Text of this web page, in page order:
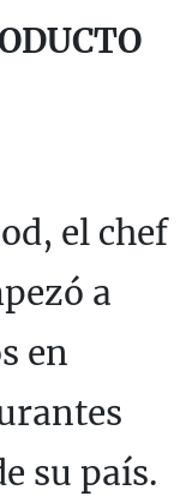
el chef
a
en
su país.